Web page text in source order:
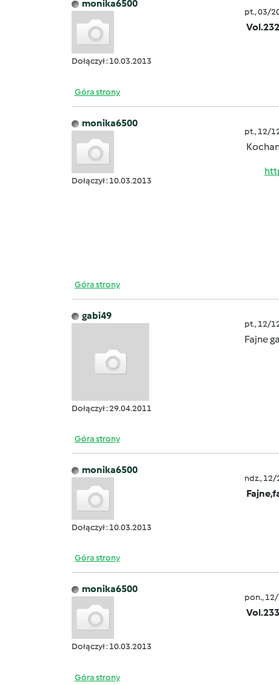
monika6500
Dołączył : 10.03.2013
pt., 03/
Vol.232
Góra strony
monika6500
Dołączył : 10.03.2013
pt., 12/
Góra strony
gabi49
Dołączył : 29.04.2011
pt., 12/
Fajne
Góra strony
monika6500
Dołączył : 10.03.2013
ndz.,
Góra strony
monika6500
Dołączył : 10.03.2013
pon.,
Vol.233
Góra strony